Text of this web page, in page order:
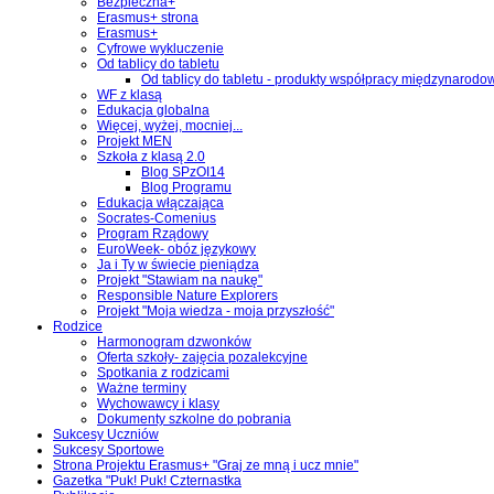
Erasmus+ strona
Erasmus+
Cyfrowe wykluczenie
Od tablicy do tabletu
Od tablicy do tabletu - produkty współpracy
WF z klasą
Edukacja globalna
Więcej, wyżej, mocniej...
Projekt MEN
Szkoła z klasą 2.0
Blog SPzOI14
Blog Programu
Edukacja włączająca
Socrates-Comenius
Program Rządowy
EuroWeek- obóz językowy
Ja i Ty w świecie pieniądza
Projekt "Stawiam na naukę"
Responsible Nature Explorers
Projekt "Moja wiedza - moja przyszłość"
Rodzice
Harmonogram dzwonków
Oferta szkoły- zajęcia pozalekcyjne
Spotkania z rodzicami
Ważne terminy
Wychowawcy i klasy
Dokumenty szkolne do pobrania
Sukcesy Uczniów
Sukcesy Sportowe
Strona Projektu Erasmus+ "Graj ze mną i ucz mnie"
Gazetka "Puk! Puk! Czternastka